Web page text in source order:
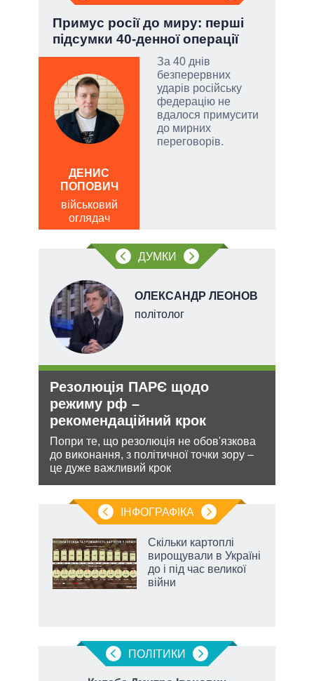
Примус росії до миру: перші
підсумки 40-денної операції
За 40 днів
безперервних
ударів російську
федерацію не
вдалося примусити
до мирних
переговорів.
ДЕНИС
ПОПОВИЧ
військовий
оглядач
ДУМКИ
ОЛЕКСАНДР ЛЕОНОВ
політолог
Резолюція ПАРЄ щодо
режиму рф –
рекомендаційний крок
Попри те, що резолюція не обов'язкова
до виконання, з політичної точки зору –
це дуже важливий крок
ІНФОГРАФІКА
Скільки картоплі
вирощували в Україні
до і під час великої
війни
ПОЛIТИКИ